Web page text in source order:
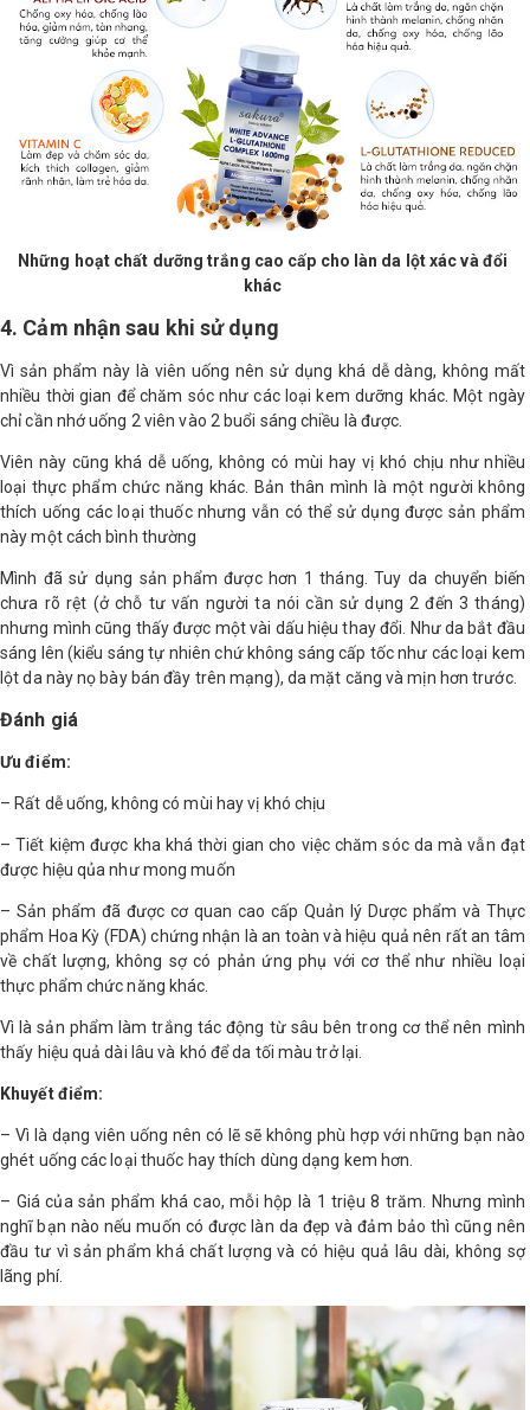
Những hoạt chất dưỡng trắng cao cấp cho làn da lột xác và đổi
khác
4. Cảm nhận sau khi sử dụng
Vì sản phẩm này là viên uống nên sử dụng khá dễ dàng, không mất
nhiều thời gian để chăm sóc như các loại kem dưỡng khác. Một ngày
chỉ cần nhớ uống 2 viên vào 2 buổi sáng chiều là được.
Viên này cũng khá dễ uống, không có mùi hay vị khó chịu như nhiều
loại thực phẩm chức năng khác. Bản thân mình là một người không
thích uống các loại thuốc nhưng vẫn có thể sử dụng được sản phẩm
này một cách bình thường
Mình đã sử dụng sản phẩm được hơn 1 tháng. Tuy da chuyển biến
chưa rõ rệt (ở chỗ tư vấn người ta nói cần sử dụng 2 đến 3 tháng)
nhưng mình cũng thấy được một vài dấu hiệu thay đổi. Như da bắt đầu
sáng lên (kiểu sáng tự nhiên chứ không sáng cấp tốc như các loại kem
lột da này nọ bày bán đầy trên mạng), da mặt căng và mịn hơn trước.
Đánh giá
Ưu điểm:
– Rất dễ uống, không có mùi hay vị khó chịu
– Tiết kiệm được kha khá thời gian cho việc chăm sóc da mà vẫn đạt
được hiệu qủa như mong muốn
– Sản phẩm đã được cơ quan cao cấp Quản lý Dược phẩm và Thực
phẩm Hoa Kỳ (FDA) chứng nhận là an toàn và hiệu quả nên rất an tâm
về chất lượng, không sợ có phản ứng phụ với cơ thể như nhiều loại
thực phẩm chức năng khác.
Vì là sản phẩm làm trắng tác động từ sâu bên trong cơ thể nên mình
thấy hiệu quả dài lâu và khó để da tối màu trở lại.
Khuyết điểm:
– Vì là dạng viên uống nên có lẽ sẽ không phù hợp với những bạn nào
ghét uống các loại thuốc hay thích dùng dạng kem hơn.
– Giá của sản phẩm khá cao, mỗi hộp là 1 triệu 8 trăm. Nhưng mình
nghĩ bạn nào nếu muốn có được làn da đẹp và đảm bảo thì cũng nên
đầu tư vì sản phẩm khá chất lượng và có hiệu quả lâu dài, không sợ
lãng phí.